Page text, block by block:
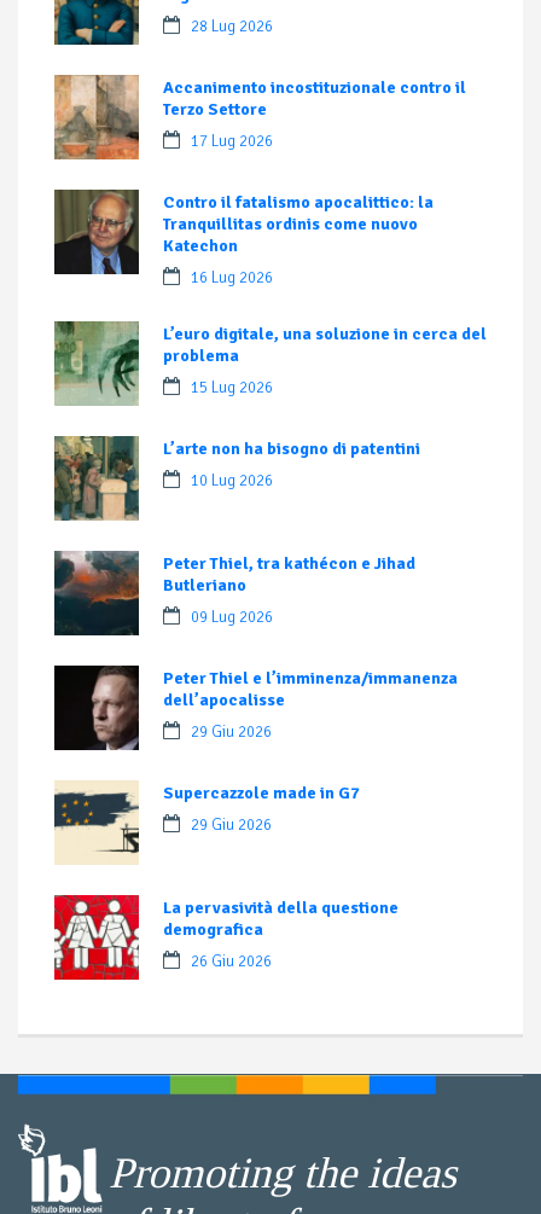
28 Lug 2026
Accanimento incostituzionale contro il
Terzo Settore
17 Lug 2026
Contro il fatalismo apocalittico: la
Tranquillitas ordinis come nuovo
Katechon
16 Lug 2026
L’euro digitale, una soluzione in cerca del
problema
15 Lug 2026
L’arte non ha bisogno di patentini
10 Lug 2026
Peter Thiel, tra kathécon e Jihad
Butleriano
09 Lug 2026
Peter Thiel e l’imminenza/immanenza
dell’apocalisse
29 Giu 2026
Supercazzole made in G7
29 Giu 2026
La pervasività della questione
demografica
26 Giu 2026
Promoting the ideas